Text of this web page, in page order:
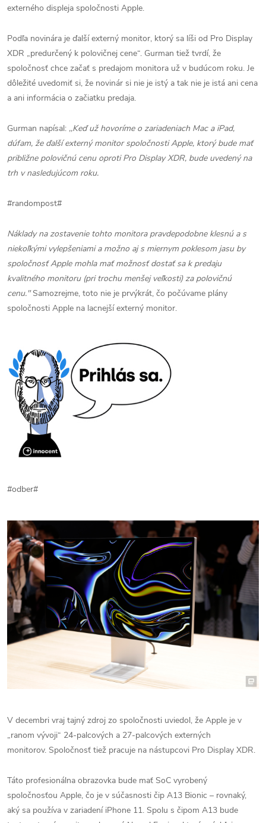
externého displeja spoločnosti Apple.
Podľa novinára je ďalší externý monitor, ktorý sa líši od Pro Display
XDR „predurčený k polovičnej cene“. Gurman tiež tvrdí, že
spoločnosť chce začať s predajom monitora už v budúcom roku. Je
dôležité uvedomiť si, že novinár si nie je istý a tak nie je istá ani cena
a ani informácia o začiatku predaja.
Gurman napísal: ,,Keď už hovoríme o zariadeniach Mac a iPad,
dúfam, že ďalší externý monitor spoločnosti Apple, ktorý bude mať
približne polovičnú cenu oproti Pro Display XDR, bude uvedený na
trh v nasledujúcom roku.
#randompost#
Náklady na zostavenie tohto monitora pravdepodobne klesnú a s
niekoľkými vylepšeniami a možno aj s miernym poklesom jasu by
spoločnosť Apple mohla mať možnosť dostať sa k predaju
kvalitného monitoru (pri trochu menšej veľkosti)za polovičnú
cenu."Samozrejme, toto nie je prvýkrát, čo počúvame plány
spoločnosti Apple na lacnejší externý monitor.
#odber#
V decembri vraj tajný zdroj zo spoločnosti uviedol, že Apple je v
„ranom vývoji“ 24-palcových a 27-palcových externých
monitorov. Spoločnosť tiež pracuje na nástupcovi Pro Display XDR.
Táto profesionálna obrazovka bude mať SoC vyrobený
spoločnosťou Apple, čo je v súčasnosti čip A13 Bionic – rovnaký,
aký sa používa v zariadení iPhone 11. Spolu s čipom A13 bude